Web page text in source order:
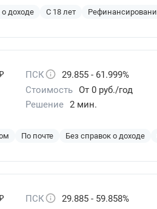
доходе С 18 лет
ПСК
29.855 - 61.999%
Стоимость От 0 руб./год
Решение 2 мин.
По почте Без справок о доходе
ПСК
29.885 - 59.858%